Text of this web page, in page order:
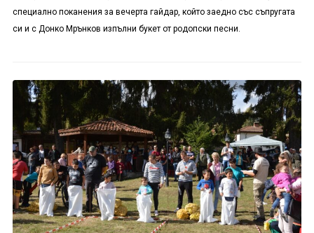
специално поканения за вечерта гайдар, който заедно със съпругата
си и с Донко Мрънков изпълни букет от родопски песни.